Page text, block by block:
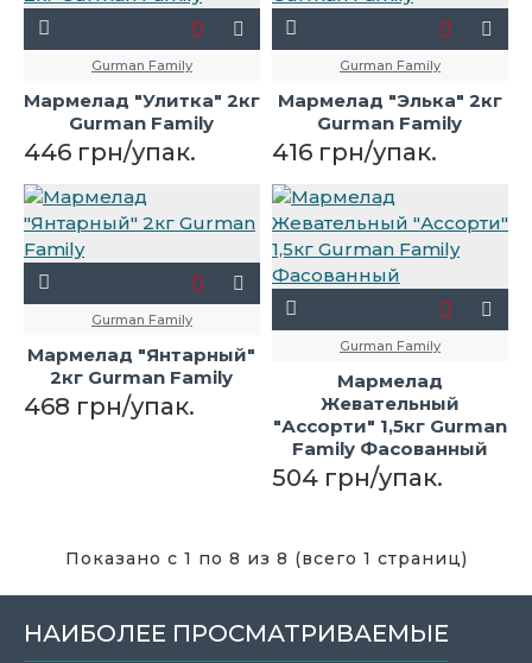
Gurman Family
Мармелад "Улитка" 2кг
Gurman Family
446 грн/упак.
Gurman Family
Мармелад "Элька" 2кг
Gurman Family
416 грн/упак.
Gurman Family
Мармелад "Янтарный"
2кг Gurman Family
468 грн/упак.
Gurman Family
Мармелад
Жевательный
"Ассорти" 1,5кг Gurman
Family Фасованный
504 грн/упак.
Показано с 1 по 8 из 8 (всего 1 страниц)
НАИБОЛЕЕ ПРОСМАТРИВАЕМЫЕ